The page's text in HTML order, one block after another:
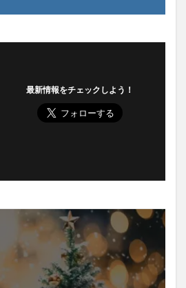
最新情報をチェックしよう！